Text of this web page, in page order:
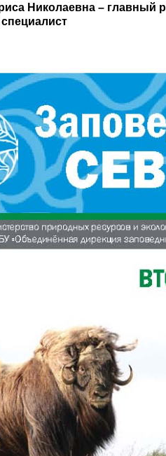
Николаевна – главный